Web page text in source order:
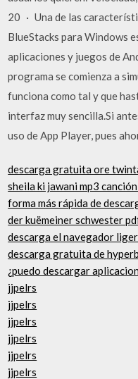
20 · Una de las
BlueStacks para Windows
aplicaciones y juegos de
programa se comienza a
funciona como tal y que
interfaz muy sencilla.Si
uso de App Player, pues
descarga gratuita ore
sheila ki jawani mp3
forma más rápida de
der kuëmeiner schwester
descarga el navegador
descarga gratuita de
¿puedo descargar
jjpelrs
jjpelrs
jjpelrs
jjpelrs
jjpelrs
jjpelrs